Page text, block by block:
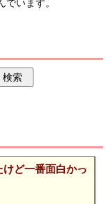
います。
ど一番面白かっ